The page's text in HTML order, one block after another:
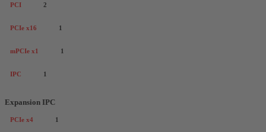
PCI 2
PCIe x16 1
mPCIe x1 1
IPC 1
Expansion IPC
PCIe x4 1